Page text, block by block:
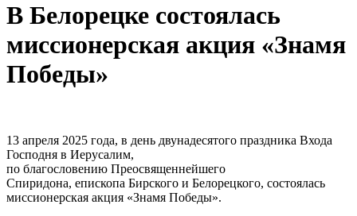
В Белорецке состоялась
миссионерская акция «Знамя
Победы»
13 апреля 2025 года, в день двунадесятого праздника Входа
Господня в Иерусалим,
по благословению Преосвященнейшего
Спиридона, епископа Бирского и Белорецкого, состоялась
миссионерская акция «Знамя Победы».